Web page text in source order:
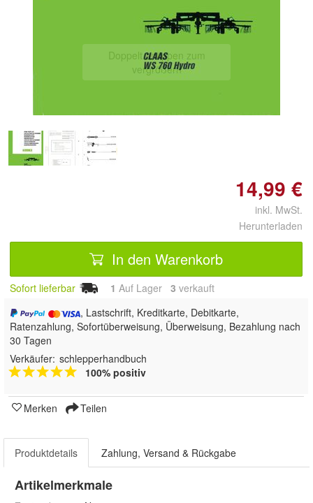
Doppelt antippen zum
vergrößern
14,99 €
inkl. MwSt.
Herunterladen
In den Warenkorb
Sofort lieferbar 1 Auf Lager 3 verkauft
, Lastschrift, Kreditkarte, Debitkarte,
Ratenzahlung, Sofortüberweisung, Überweisung, Bezahlung nach
30 Tagen
Verkäufer: schlepperhandbuch
100% positiv
Merken Teilen
Produktdetails Zahlung, Versand & Rückgabe
Artikelmerkmale